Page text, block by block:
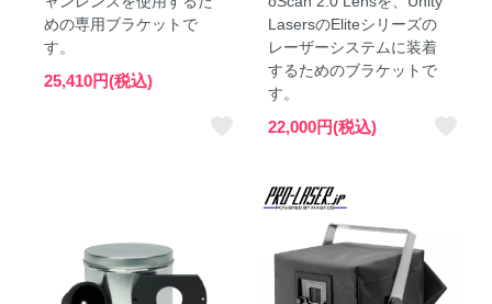
めの専用ブラケットで
す。
25,410円(税込)
LasersのEliteシリーズの
レーザーシステムに装着
するためのブラケットで
す。
22,000円(税込)